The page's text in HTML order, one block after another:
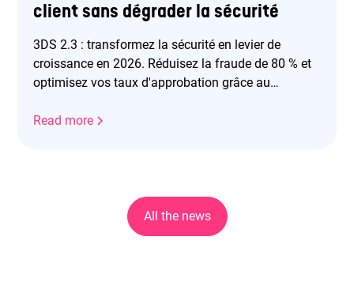
client sans dégrader la sécurité
3DS 2.3 : transformez la sécurité en levier de
croissance en 2026. Réduisez la fraude de 80 % et
optimisez vos taux d'approbation grâce au
Read more
All the news